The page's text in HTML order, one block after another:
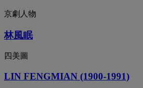
京劇人物
林風眠
四美圖
LIN FENGMIAN (1900-1991)